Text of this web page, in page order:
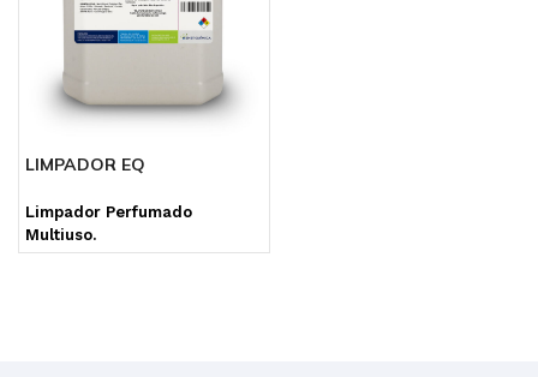
LIMPADOR EQ
Limpador Perfumado
Multiuso.